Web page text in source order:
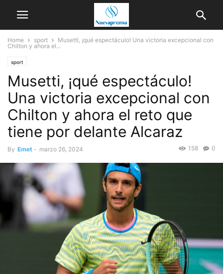
Home sport
Musetti, ¡qué espectáculo! Una victoria excepcional con
Chilton y ahora el...
sport
Musetti, ¡qué espectáculo!
Una victoria excepcional con
Chilton y ahora el reto que
tiene por delante Alcaraz
By Emet - marzo 26, 2024 0
158